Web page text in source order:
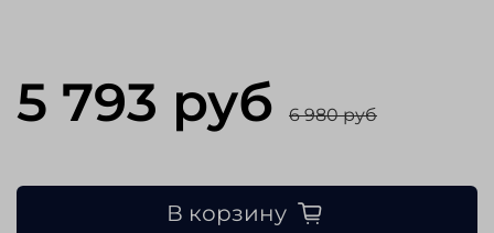
5 793 руб 6 980 руб
В корзину